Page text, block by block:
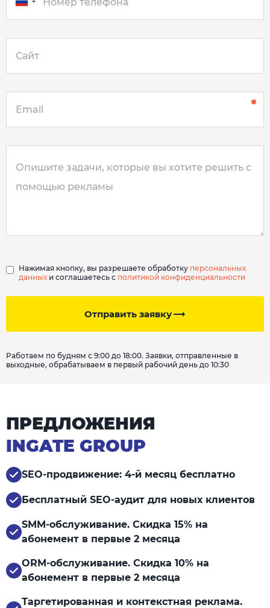
Отправить заявку
Нажимая кнопку, вы разрешаете обработку персональных
данных и соглашаетесь с политикой конфиденциальности
Работаем по будням с 9:00 до 18:00. Заявки, отправленные в
выходные, обрабатываем в первый рабочий день до 10:30
ПРЕДЛОЖЕНИЯ
INGATE GROUP
SEO-продвижение: 4-й месяц бесплатно
Бесплатный SEO-аудит для новых клиентов
SMM-обслуживание. Скидка 15% на
абонемент в первые 2 месяца
ORM-обслуживание. Скидка 10% на
абонемент в первые 2 месяца
Таргетированная и контекстная реклама.